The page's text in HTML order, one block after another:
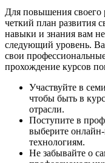
Для повышения своего
четкий план развития
навыки и знания вам
следующий уровень.
свои
прохождение курсов
Участвуйте в
чтобы быть в
отрасли.
Поступите в
выберите
технологиям.
Не забывайте о